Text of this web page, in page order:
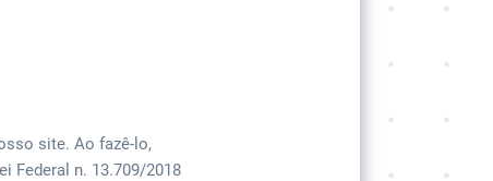
site. Ao fazê-lo,
Federal n. 13.709/2018